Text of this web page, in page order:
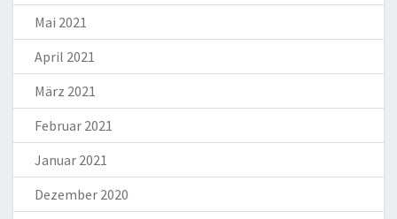
Mai 2021
April 2021
März 2021
Februar 2021
Januar 2021
Dezember 2020